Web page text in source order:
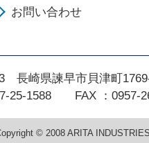
お問い合わせ
長崎県諫早市貝津町
25-1588 FAX ：0957-
© 2008 ARITA